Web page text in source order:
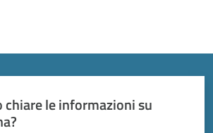
chiare le informazioni su